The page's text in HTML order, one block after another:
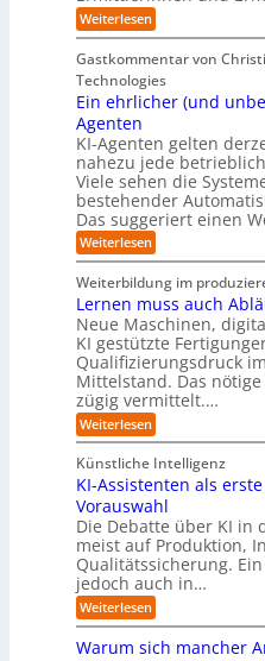
s
b
e
i
p
ä
c
h
n
R
o
u
t
e
H
e
r
s
t
e
l
r
n
D
a
e
n
K
I
P
r
o
j
e
k
t
e
i
d
e
r
I
n
d
u
s
t
r
i
e
e
r
m
ö
g
l
i
c
h
e
n
d
e
C
y
e
r
r
i
s
i
k
o
w
a
c
h
s
e
n
d
e
R
a
n
s
o
m
w
a
r
e
-
G
f
L
e
e
n
f
I
n
d
u
s
t
r
i
e
r
o
b
o
t
e
r
Weiterlesen:
E
n
3
D
w
i
l
l
i
n
g
f
ü
r
a
t
o
r
t
e
Gastkommentar von
Technologies
Ein ehrlicher (und
Agenten
KI-Agenten gelten
nahezu jede
Viele sehen die
bestehender
Das suggeriert einen
Weiterlesen:
E
n
e
h
r
l
i
c
h
e
r
u
n
d
u
n
b
e
q
u
e
m
e
Weiterbildung im
Lernen muss auch
Neue Maschinen,
KI gestützte
Qualifizierungsdruck
Mittelstand. Das
zügig vermittelt.…
Weiterlesen:
L
e
r
n
e
n
m
u
s
s
a
u
h
Künstliche Intelligenz
KI-Assistenten als
Vorauswahl
Die Debatte über KI in
meist auf Produktion,
Qualitätssicherung.
jedoch auch in…
Weiterlesen:
K
-
Warum sich mancher